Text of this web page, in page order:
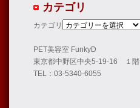
カテゴリ
カテゴリ
PET美容室 FunkyD
東京都中野区中央5-19-16 １階
TEL：03-5340-6055